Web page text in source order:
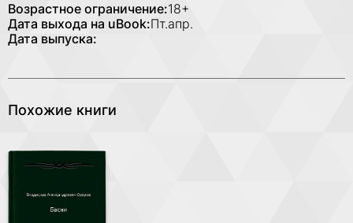
Возрастное ограничение:18+
Дата выхода на uBook:Пт.апр.
Дата выпуска:
Похожие книги